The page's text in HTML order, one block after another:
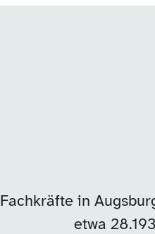
Fachkräfte in
etwa